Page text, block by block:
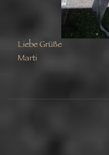
Liebe Grüße
Marti